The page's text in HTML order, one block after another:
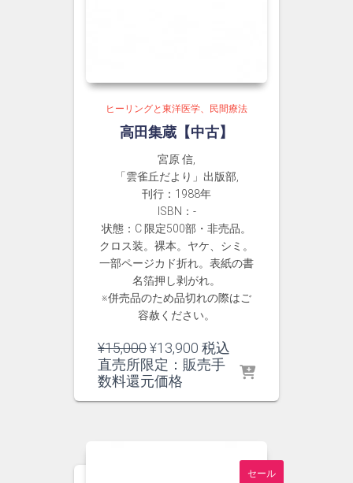
ヒーリングと東洋医学、民間療法
高田集蔵【中古】
宮原 信,
「雲雀丘だより」出版部,
刊行：1988年
ISBN：-
状態：C 限定500部・非売品。
クロス装。裸本。ヤケ、シミ。
一部ページカド折れ。表紙の書
名箔押し剥がれ。
※併売品のため品切れの際はご
容赦ください。
¥15,000元
の
価
¥13,900 現
在
税込
直売所限定：販売手
数料還元価格
セール